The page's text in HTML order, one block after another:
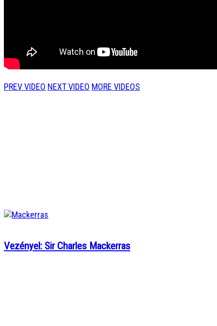
PREV VIDEO NEXT VIDEO MORE VIDEOS
Vezényel: Sir Charles Mackerras